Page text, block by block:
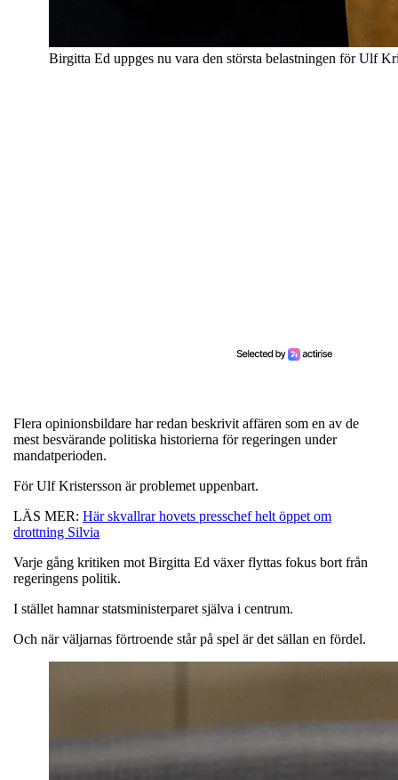
Birgitta Ed uppges nu vara den största belastningen för Ulf
Flera opinionsbildare har redan beskrivit affären som en av de
mest besvärande politiska historierna för regeringen under
mandatperioden.
För Ulf Kristersson är problemet uppenbart.
LÄS MER: Här skvallrar hovets presschef helt öppet om
drottning Silvia
Varje gång kritiken mot Birgitta Ed växer flyttas fokus bort från
regeringens politik.
I stället hamnar statsministerparet själva i centrum.
Och när väljarnas förtroende står på spel är det sällan en fördel.